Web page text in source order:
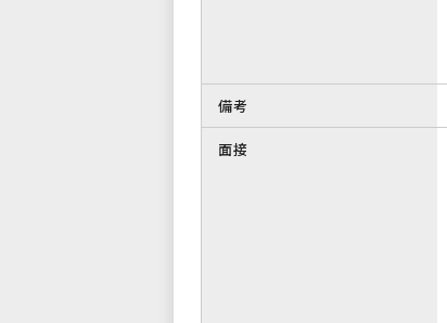
備考
面接